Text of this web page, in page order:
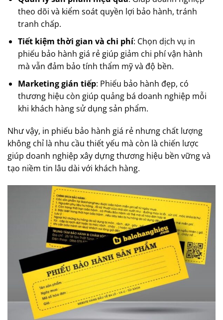
theo dõi và kiểm soát quyền lợi bảo hành, tránh
tranh chấp.
Tiết kiệm thời gian và chi phí: Chọn dịch vụ in
phiếu bảo hành giá rẻ giúp giảm chi phí vận hành
mà vẫn đảm bảo tính thẩm mỹ và độ bền.
Marketing gián tiếp: Phiếu bảo hành đẹp, có
thương hiệu còn giúp quảng bá doanh nghiệp mỗi
khi khách hàng sử dụng sản phẩm.
Như vậy, in phiếu bảo hành giá rẻ nhưng chất lượng
không chỉ là nhu cầu thiết yếu mà còn là chiến lược
giúp doanh nghiệp xây dựng thương hiệu bền vững và
tạo niềm tin lâu dài với khách hàng.